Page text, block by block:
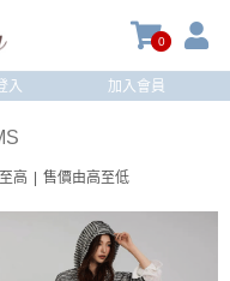
0
入 加入會員
高 售價由高至低